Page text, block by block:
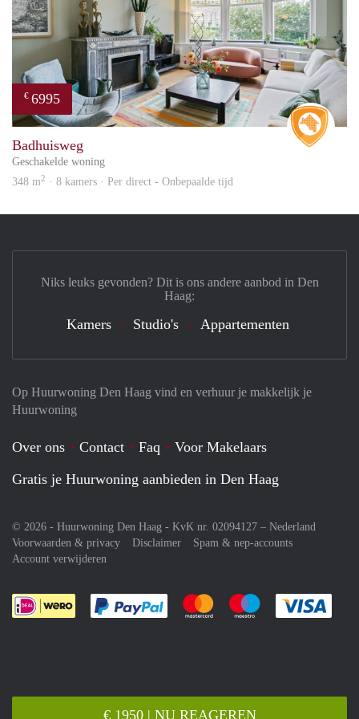
€ 1950 | NU REAGEREN
€ 6995
Badhuisweg
Geschakelde woning
348 m2 · 8 kamers · Per direct - Onbepaalde tijd
Op Huurwoning Den Haag vind en verhuur je makkelijk je
Huurwoning
Over ons Contact Faq
Voor Makelaars
Gratis je Huurwoning aanbieden in Den Haag
© 2026 - Huurwoning Den Haag - KvK nr. 02094127 – Nederland
Voorwaarden & privacy
Disclaimer
Spam & nep-accounts
Account verwijderen
Je rekent gemakkelijk af met Paypal
Je rekent gemakkelijk af met
Je rekent
Niks leuks gevonden? Dit is ons andere aanbod in Den
Haag:
Kamers Studio's Appartementen